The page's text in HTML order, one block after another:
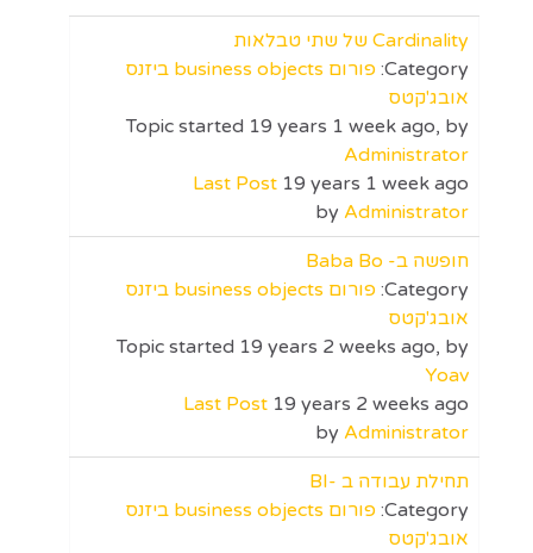
Cardinality של שתי טבלאות
Category:
פורום business objects ביזנס
אובג'קטס
Topic started 19 years 1 week ago, by
Administrator
Last Post 19 years 1 week ago
by Administrator
חופשה ב- Baba Bo
Category:
פורום business objects ביזנס
אובג'קטס
Topic started 19 years 2 weeks ago, by
Yoav
Last Post 19 years 2 weeks ago
by Administrator
תחילת עבודה ב -BI
Category:
פורום business objects ביזנס
אובג'קטס